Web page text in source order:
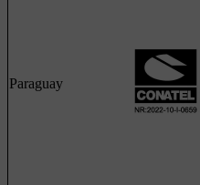
Paraguay